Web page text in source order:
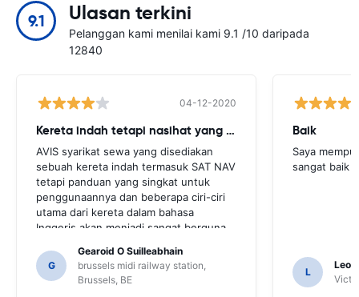
9.1 Ulasan terkini
Pelanggan kami menilai kami 9.1 /10 daripada
12840
04-12-2020
Kereta indah tetapi nasihat yang lebih diperlukan
AVIS syarikat sewa yang disediakan
sebuah kereta indah termasuk SAT NAV
tetapi panduan yang singkat untuk
penggunaannya dan beberapa ciri-ciri
utama dari kereta dalam bahasa
Inggeris akan menjadi sangat berguna
meminta beberapa penduduk tempatan
untuk panduan dan hanya untuk itu kita
mungkin tidak digambarkan fungsi SAT
G
Gearoid O Suilleabhain
brussels midi railway station,
Brussels, BE
Baik
Saya
sangat baik
L